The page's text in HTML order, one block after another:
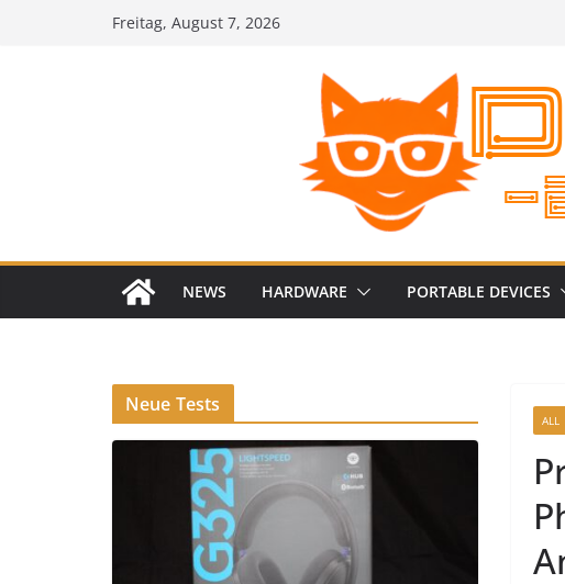
Freitag, August 7, 2026
NEWS HARDWARE PORTABLE DEVICES
ALL
Neue Tests